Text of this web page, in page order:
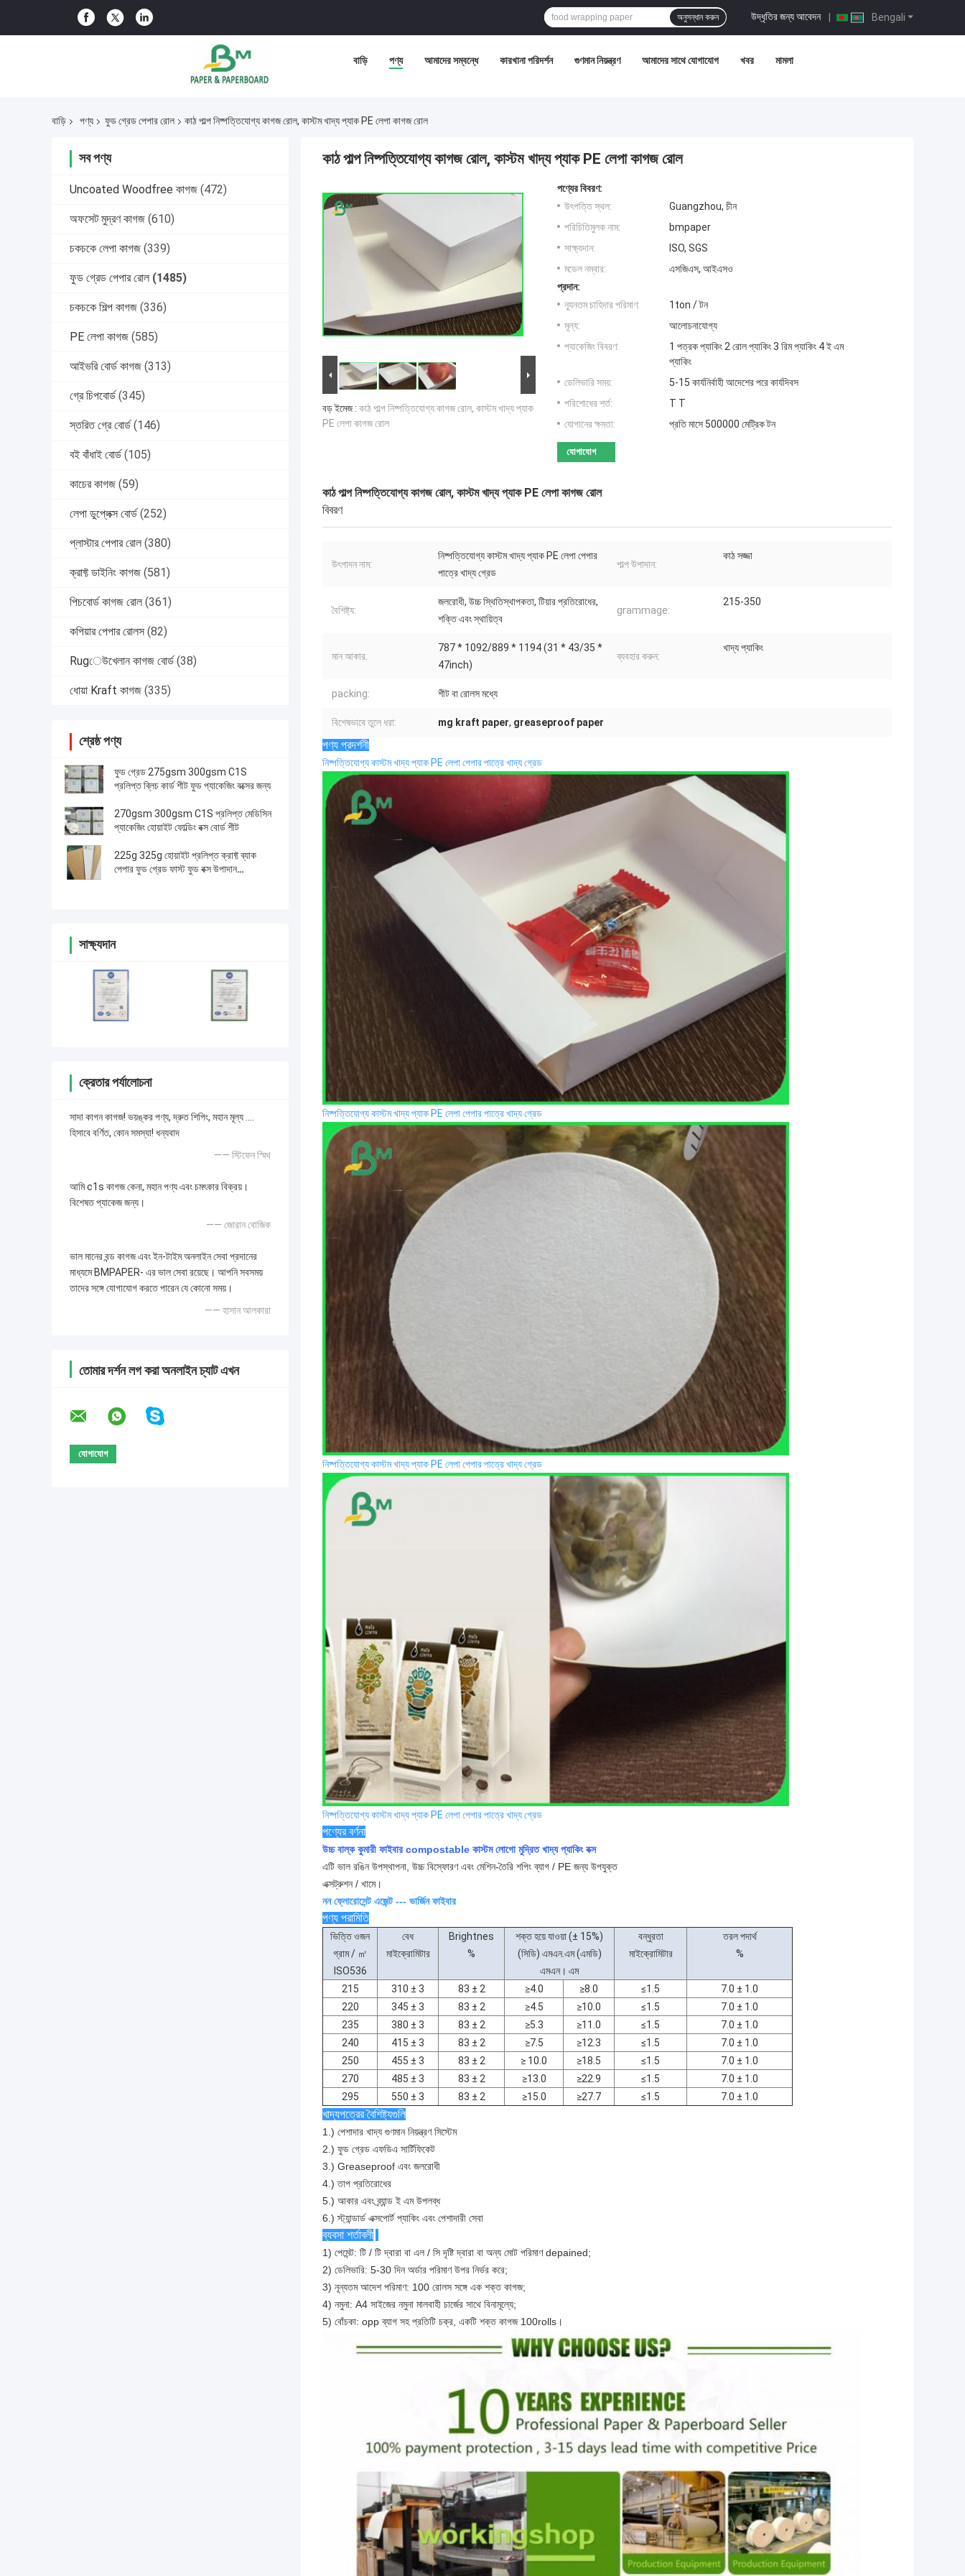
Bengali
উদ্ধৃতির জন্য আবেদন |
অনুসন্ধান করুন
বাড়ি পণ্য আমাদের সম্বন্ধে কারখানা পরিদর্শন গুণমান নিয়ন্ত্রণ আমাদের সাথে যোগাযোগ খবর মামলা
বাড়ি পণ্য ফুড গ্রেড পেপার রোল কাঠ পাল্প নিষ্পত্তিযোগ্য কাগজ রোল, কাস্টম খাদ্য প্যাক PE লেপা কাগজ রোল
সব পণ্য
Uncoated Woodfree কাগজ (472)
অফসেট মুদ্রণ কাগজ (610)
চকচকে লেপা কাগজ (339)
ফুড গ্রেড পেপার রোল (1485)
চকচকে শিল্প কাগজ (336)
PE লেপা কাগজ (585)
আইভরি বোর্ড কাগজ (313)
গ্রে চিপবোর্ড (345)
স্তরিত গ্রে বোর্ড (146)
বই বাঁধাই বোর্ড (105)
কাচের কাগজ (59)
লেপা ডুপ্লেক্স বোর্ড (252)
প্লাস্টার পেপার রোল (380)
ক্রাফ্ট ডাইনিং কাগজ (581)
পিচবোর্ড কাগজ রোল (361)
কপিয়ার পেপার রোলস (82)
Rugেউখেলান কাগজ বোর্ড (38)
ধোয়া Kraft কাগজ (335)
শ্রেষ্ঠ পণ্য
ফুড গ্রেড 275gsm 300gsm C1S
প্রলিপ্ত ব্লিচ কার্ড শীট ফুড প্যাকেজিং বক্সের জন্য
270gsm 300gsm C1S প্রলিপ্ত মেডিসিন
প্যাকেজিং হোয়াইট ফোল্ডিং বক্স বোর্ড শীট
225g 325g হোয়াইট প্রলিপ্ত ক্রাফ্ট ব্যাক
পেপার ফুড গ্রেড ফাস্ট ফুড বক্স উপাদান
সাক্ষ্যদান
ক্রেতার পর্যালোচনা
সাদা কাগন কাগজ! ভয়ঙ্কর পণ্য, দ্রুত শিপিং, মহান মূল্য ....
হিসাবে বর্ণিত, কোন সমস্যা! ধন্যবাদ
—— স্টিফেন স্মিথ
আমি c1s কাগজ কেনা, মহান পণ্য এবং চমৎকার বিক্রয়।
বিশেষত প্যাকেজ জন্য।
—— জোরান বোজিক
ভাল মানের বন্ড কাগজ এবং ইন-টাইম অনলাইন সেবা প্রদানের
মাধ্যমে BMPAPER- এর ভাল সেবা রয়েছে। আপনি সবসময়
তাদের সঙ্গে যোগাযোগ করতে পারেন যে কোনো সময়।
—— হাসান আলকারা
তোমার দর্শন লগ করা অনলাইন চ্যাট এখন
কাঠ পাল্প নিষ্পত্তিযোগ্য কাগজ রোল, কাস্টম খাদ্য প্যাক PE লেপা কাগজ রোল
বড় ইমেজ : কাঠ পাল্প নিষ্পত্তিযোগ্য কাগজ রোল, কাস্টম খাদ্য প্যাক
PE লেপা কাগজ রোল
পণ্যের বিবরণ:
উৎপত্তি স্থল:
Guangzhou, চীন
পরিচিতিমুলক নাম:
bmpaper
সাক্ষ্যদান:
ISO, SGS
মডেল নম্বার:
এসজিএস, আইএসও
প্রদান:
ন্যূনতম চাহিদার পরিমাণ:
1ton / টন
মূল্য:
আলোচনাযোগ্য
প্যাকেজিং বিবরণ:
1 পত্রক প্যাকিং 2 রোল প্যাকিং 3 রিম প্যাকিং 4 ই এম
প্যাকিং
ডেলিভারি সময়:
5-15 কার্যনির্বাহী আদেশের পরে কার্যদিবস
পরিশোধের শর্ত:
T T
যোগানের ক্ষমতা:
প্রতি মাসে 500000 মেট্রিক টন
যোগাযোগ
কাঠ পাল্প নিষ্পত্তিযোগ্য কাগজ রোল, কাস্টম খাদ্য প্যাক PE লেপা কাগজ রোল
বিবরণ
উৎপাদন নাম:
নিষ্পত্তিযোগ্য কাস্টম খাদ্য প্যাক PE লেপা পেপার
পাত্রে খাদ্য গ্রেড
পাল্প উপাদান:
কাঠ সজ্জা
বৈশিষ্ট্য:
জলরোধী, উচ্চ স্থিতিস্থাপকতা, টিয়ার প্রতিরোধের,
শক্তি এবং স্থায়িত্ব
grammage:
215-350
মান আকার:
787 * 1092/889 * 1194 (31 * 43/35 *
47inch)
ব্যবহার করুন:
খাদ্য প্যাকিং
packing: শীট বা রোলস মধ্যে
বিশেষভাবে তুলে ধরা: mg kraft paper, greaseproof paper
পণ্য প্রদর্শনী
নিষ্পত্তিযোগ্য কাস্টম খাদ্য প্যাক PE লেপা পেপার পাত্রে খাদ্য গ্রেড
নিষ্পত্তিযোগ্য কাস্টম খাদ্য প্যাক PE লেপা পেপার পাত্রে খাদ্য গ্রেড
নিষ্পত্তিযোগ্য কাস্টম খাদ্য প্যাক PE লেপা পেপার পাত্রে খাদ্য গ্রেড
নিষ্পত্তিযোগ্য কাস্টম খাদ্য প্যাক PE লেপা পেপার পাত্রে খাদ্য গ্রেড
পণ্যের বর্ণনা
উচ্চ বাল্ক কুমারী ফাইবার compostable কাস্টম লোগো মুদ্রিত খাদ্য প্যাকিং বক্স
এটি ভাল রঙিন উপস্থাপনা, উচ্চ বিস্ফোরণ এবং মেশিন-তৈরি শপিং ব্যাগ / PE জন্য উপযুক্ত
এক্সট্রুশন / খামে।
নন ফ্লোরোসেন্ট এজেন্ট --- ভার্জিন ফাইবার
পণ্য পরামিতি
ভিত্তি ওজন
গ্রাম / ㎡
ISO536
বেধ
মাইক্রোমিটার
Brightnes
%
শক্ত হয়ে যাওয়া (± 15%)
(সিডি) এমএন.এম (এমডি)
এমএন। এম
বন্ধুরতা
মাইক্রোমিটার
তরল পদার্থ
%
215 310 ± 3 83 ± 2 ≥4.0 ≥8.0 ≤1.5
7.0 ± 1.0
220
345 ± 3 83 ± 2 ≥4.5 ≥10.0 ≤1.5
7.0 ± 1.0
235
380 ± 3 83 ± 2 ≥5.3 ≥11.0 ≤1.5
7.0 ± 1.0
240
415 ± 3 83 ± 2 ≥7.5 ≥12.3 ≤1.5
7.0 ± 1.0
250
455 ± 3 83 ± 2 ≥ 10.0 ≥18.5 ≤1.5
7.0 ± 1.0
270
485 ± 3 83 ± 2 ≥13.0 ≥22.9 ≤1.5
7.0 ± 1.0
295
550 ± 3 83 ± 2 ≥15.0 ≥27.7 ≤1.5 7.0 ± 1.0
খাদ্যপত্রের বৈশিষ্ট্যগুলি
1.) পেশাদার খাদ্য গুণমান নিয়ন্ত্রণ সিস্টেম
2.) ফুড গ্রেড এফডিএ সার্টিফিকেট
3.) Greaseproof এবং জলরোধী
4.) তাপ প্রতিরোধের
5.) আকার এবং ব্র্যান্ড ই এম উপলব্ধ
6.) স্ট্যান্ডার্ড এক্সপোর্ট প্যাকিং এবং পেশাদারী সেবা
ব্যবসা শর্তাবলী
1) পেমেন্ট: টি / টি দ্বারা বা এল / সি দৃষ্টি দ্বারা বা অন্য মোট পরিমাণ depained;
2) ডেলিভারি: 5-30 দিন অর্ডার পরিমাণ উপর নির্ভর করে;
3) নূন্যতম আদেশ পরিমাণ: 100 রোলস সঙ্গে এক শক্ত কাগজ;
4) নমুনা: A4 সাইজের নমুনা মালবাহী চার্জের সাথে বিনামূল্যে;
5) বোঁচকা: opp ব্যাগ সহ প্রতিটি চক্র, একটি শক্ত কাগজ 100rolls।